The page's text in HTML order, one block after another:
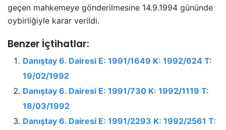
geçen mahkemeye gönderilmesine 14.9.1994 gününde
oybirliğiyle karar verildi.
Benzer İçtihatlar:
Danıştay 6. Dairesi E: 1991/1649 K: 1992/624 T:
19/02/1992
Danıştay 6. Dairesi E: 1991/730 K: 1992/1119 T:
18/03/1992
Danıştay 6. Dairesi E: 1991/2293 K: 1992/2561 T: